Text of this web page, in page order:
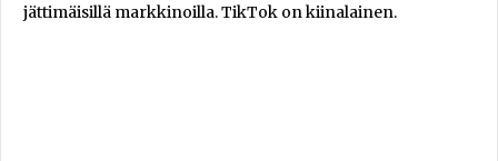
jättimäisillä markkinoilla. TikTok on kiinalainen.